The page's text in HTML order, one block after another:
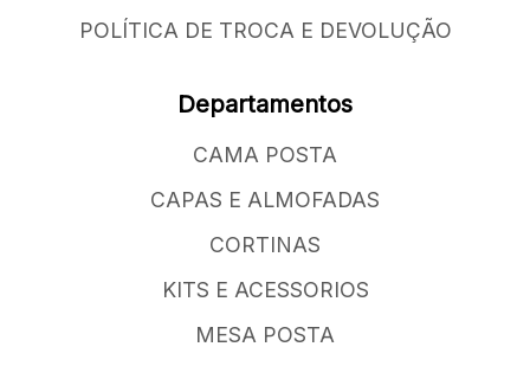
POLÍTICA DE TROCA E DEVOLUÇÃO
Departamentos
CAMA POSTA
CAPAS E ALMOFADAS
CORTINAS
KITS E ACESSORIOS
MESA POSTA